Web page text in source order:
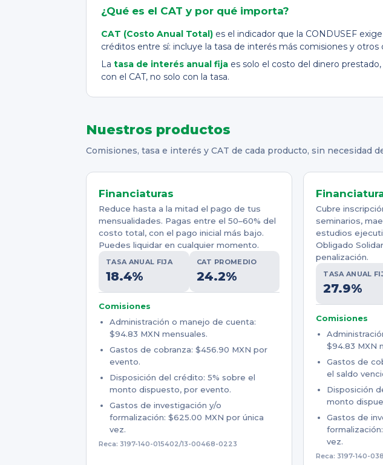
¿Qué es el CAT y por qué importa?
CAT (Costo Anual Total) es el indicador que la CONDUSEF
créditos entre sí: incluye la tasa de interés más comisiones y
La tasa de interés anual fija es solo el costo del dinero
con el CAT, no solo con la tasa.
Nuestros productos
Comisiones, tasa e interés y CAT de cada producto, sin necesidad
Financiaturas
Reduce hasta a la mitad el pago de tus
mensualidades. Pagas entre el 50–60% del
costo total, con el pago inicial más bajo.
Puedes liquidar en cualquier momento.
TASA ANUAL FIJA
18.4%
CAT PROMEDIO
24.2%
Comisiones
Administración o manejo de cuenta:
$94.83 MXN mensuales.
Gastos de cobranza: $456.90 MXN por
evento.
Disposición del crédito: 5% sobre el
monto dispuesto, por evento.
Gastos de investigación y/o
formalización: $625.00 MXN por única
vez.
Reca: 3197-140-015402/13-00468-0223
Cubre
seminarios,
estudios
Obligado
penalización.
TASA ANUAL
27.9%
Comisiones
$94.83 MXN
Gastos de
el saldo
Disposición
monto
Gastos de
vez.
Reca: 3197-140-